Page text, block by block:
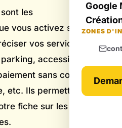
Google
ZONES
les
vous activez sur
vos services et
accessible
sans contact,
etc. Ils permettent à
fiche sur les